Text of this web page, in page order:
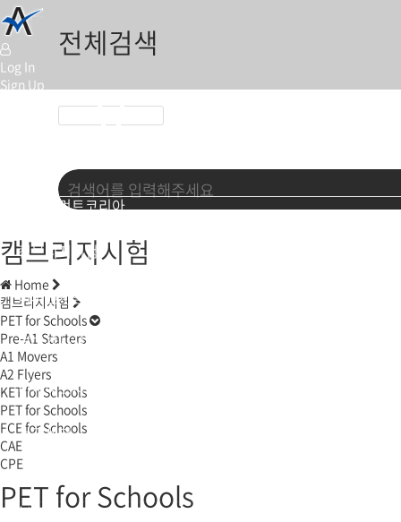
Log In
Sign Up
어세스먼트코리아
캠브리지시험
미시건시험
영어강사시험
비지니스시험
전국센터
시험응시
페이스북
전체검색
캠브리지시험
Home
캠브리지시험
PET for Schools
Pre-A1 Starters
A1 Movers
A2 Flyers
KET for Schools
PET for Schools
FCE for Schools
CAE
CPE
PET for Schools